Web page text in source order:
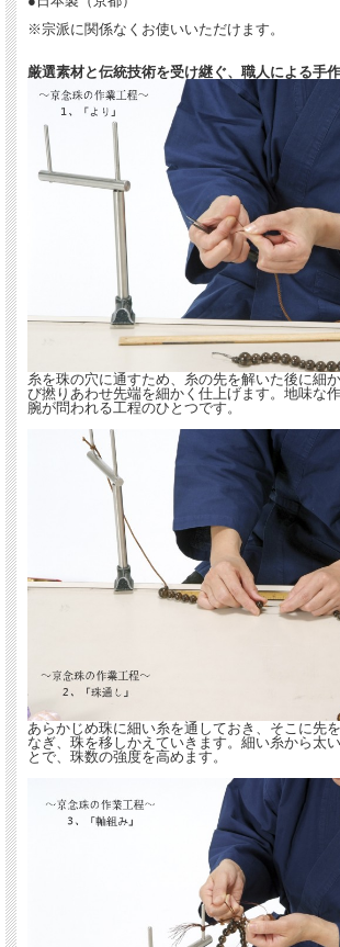
念珠（数珠・珠数（じゅず））は法具のひとつで、
お葬式や法事のときに手にする身近な法具です。
また、持っているだけで徳があるとされ、災いから護ら
普段からポケットやバッグに入れて携帯されることもおす
『京念珠 ガーネット7mm玉』は女性用の片手念珠です。
高価な天然石、１月の誕生石として良く知られているガー
日本では、柘榴（ざくろ）に似ていることから『ざくろ石
ひとつひとつが熟練の珠数職人の手作りなので、まさに貴
大切に保管できる桐箱付きです。
念珠の色はどんな色をお持ちになっても不作法にはあた
ぜひお好みの色をお選びください。
また、念珠は「寿珠（じゅず）」という字もあてられ、お
※宗派に関係なくお使いいただけます。
厳選素材と伝統技術を受け継ぐ、職人による手
糸を珠の穴に通すため、糸の先を解いた後に細
び撚りあわせ先端を細かく仕上げます。地味な
腕が問われる工程のひとつです。
あらかじめ珠に細い糸を通しておき、そこに先
なぎ、珠を移しかえていきます。細い糸から太
とで、珠数の強度を高めます。